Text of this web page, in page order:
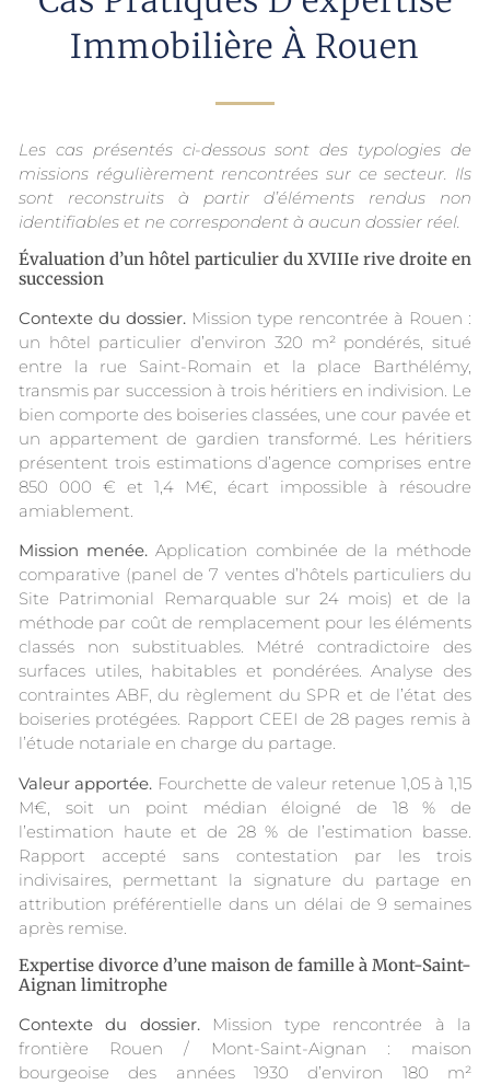
Immobilière À Rouen
Les cas présentés ci-dessous sont des typologies de
missions régulièrement rencontrées sur ce secteur. Ils
sont reconstruits à partir d’éléments rendus non
identifiables et ne correspondent à aucun dossier réel.
Évaluation d’un hôtel particulier du XVIIIe rive droite en
succession
Contexte du dossier. Mission type rencontrée à Rouen :
un hôtel particulier d’environ 320 m² pondérés, situé
entre la rue Saint-Romain et la place Barthélémy,
transmis par succession à trois héritiers en indivision. Le
bien comporte des boiseries classées, une cour pavée et
un appartement de gardien transformé. Les héritiers
présentent trois estimations d’agence comprises entre
850 000 € et 1,4 M€, écart impossible à résoudre
amiablement.
Mission menée. Application combinée de la méthode
comparative (panel de 7 ventes d’hôtels particuliers du
Site Patrimonial Remarquable sur 24 mois) et de la
méthode par coût de remplacement pour les éléments
classés non substituables. Métré contradictoire des
surfaces utiles, habitables et pondérées. Analyse des
contraintes ABF, du règlement du SPR et de l’état des
boiseries protégées. Rapport CEEI de 28 pages remis à
l’étude notariale en charge du partage.
Valeur apportée. Fourchette de valeur retenue 1,05 à 1,15
M€, soit un point médian éloigné de 18 % de
l’estimation haute et de 28 % de l’estimation basse.
Rapport accepté sans contestation par les trois
indivisaires, permettant la signature du partage en
attribution préférentielle dans un délai de 9 semaines
après remise.
Expertise divorce d’une maison de famille à Mont-Saint-
Aignan limitrophe
Contexte du dossier.Mission type rencontrée à la
frontière Rouen / Mont-Saint-Aignan : maison
bourgeoise des années 1930 d’environ 180 m²